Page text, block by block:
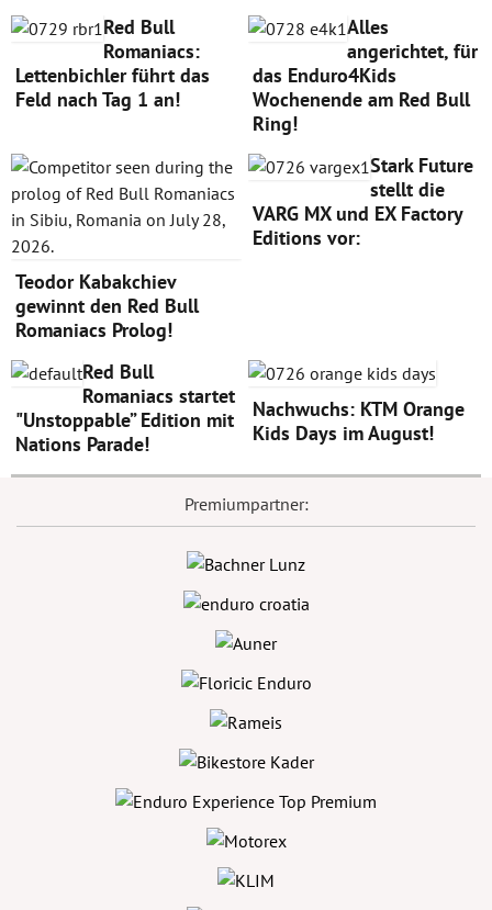
Red Bull
Romaniacs:
Lettenbichler führt das
Feld nach Tag 1 an!
Alles
angerichtet, für
das Enduro4Kids
Wochenende am Red Bull
Ring!
Teodor Kabakchiev
gewinnt den Red Bull
Romaniacs Prolog!
Stark Future
stellt die
VARG MX und EX Factory
Editions vor:
Red Bull
Romaniacs startet
"Unstoppable” Edition mit
Nations Parade!
Nachwuchs: KTM Orange
Kids Days im August!
Premiumpartner: